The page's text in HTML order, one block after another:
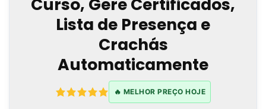
Curso, Gere Certificados,
Lista de Presença e
Crachás
Automaticamente
🔥 MELHOR PREÇO HOJE